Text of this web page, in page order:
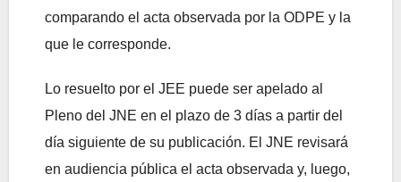
comparando el acta observada por la ODPE y la
que le corresponde.
Lo resuelto por el JEE puede ser apelado al
Pleno del JNE en el plazo de 3 días a partir del
día siguiente de su publicación. El JNE revisará
en audiencia pública el acta observada y, luego,